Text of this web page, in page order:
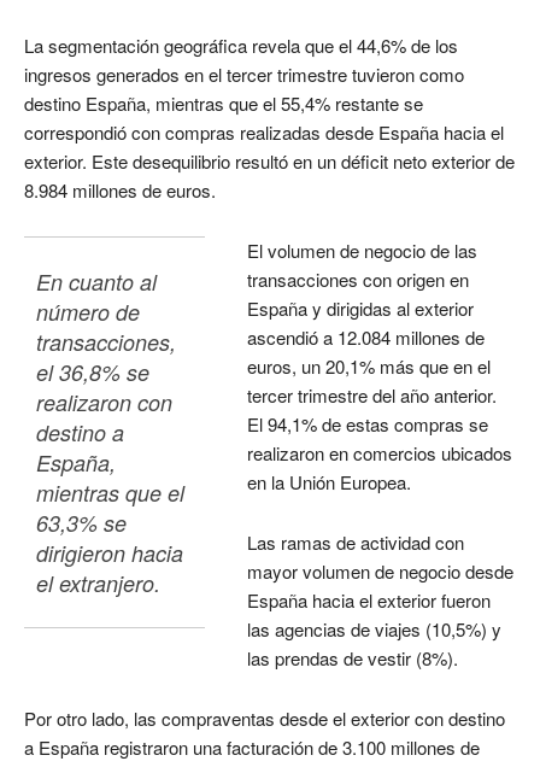
La segmentación geográfica revela que el 44,6% de los
ingresos generados en el tercer trimestre tuvieron como
destino España, mientras que el 55,4% restante se
correspondió con compras realizadas desde España hacia el
exterior. Este desequilibrio resultó en un déficit neto exterior de
8.984 millones de euros.
En cuanto al
número de
transacciones,
el 36,8% se
realizaron con
destino a
España,
mientras que el
63,3% se
dirigieron hacia
el extranjero.
El volumen de negocio de las
transacciones con origen en
España y dirigidas al exterior
ascendió a 12.084 millones de
euros, un 20,1% más que en el
tercer trimestre del año anterior.
El 94,1% de estas compras se
realizaron en comercios ubicados
en la Unión Europea.
Las ramas de actividad con
mayor volumen de negocio desde
España hacia el exterior fueron
las agencias de viajes (10,5%) y
las prendas de vestir (8%).
Por otro lado, las compraventas desde el exterior con destino
a España registraron una facturación de 3.100 millones de